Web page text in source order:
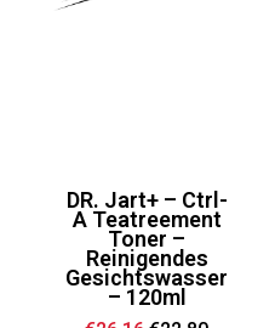
DR. Jart+ – Ctrl-
A Teatreement
Toner –
Reinigendes
Gesichtswasser
– 120ml